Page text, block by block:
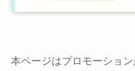
本ページはプロモーショ